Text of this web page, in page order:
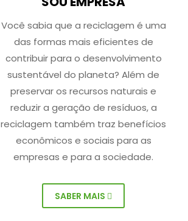
Você sabia que a reciclagem é uma
das formas mais eficientes de
contribuir para o desenvolvimento
sustentável do planeta? Além de
preservar os recursos naturais e
reduzir a geração de resíduos, a
reciclagem também traz benefícios
econômicos e sociais para as
empresas e para a sociedade.
SABER MAIS